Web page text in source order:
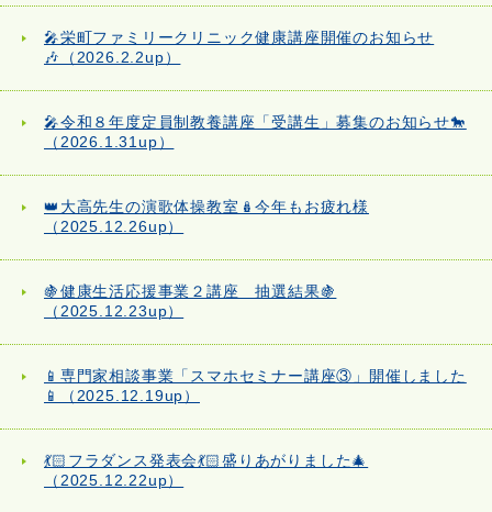
🎤栄町ファミリークリニック健康講座開催のお知らせ
🎶（2026.2.2up）
🎤令和８年度定員制教養講座「受講生」募集のお知らせ🐎
（2026.1.31up）
👑大高先生の演歌体操教室🪆今年もお疲れ様
（2025.12.26up）
🍇健康生活応援事業２講座 抽選結果🍇
（2025.12.23up）
📱専門家相談事業「スマホセミナー講座③」開催しました
📱（2025.12.19up）
💃🏻フラダンス発表会💃🏻盛りあがりました🎄
（2025.12.22up）